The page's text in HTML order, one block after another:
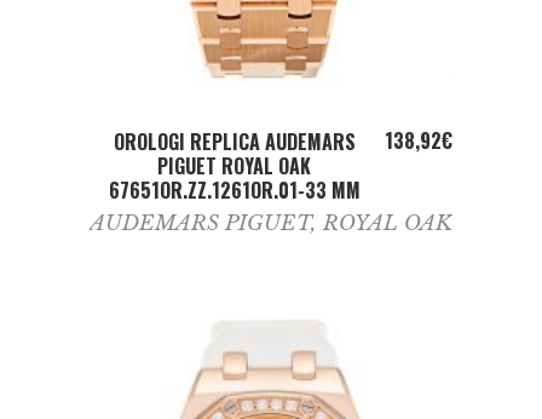
ADD TO CART
OROLOGI REPLICA AUDEMARS
PIGUET ROYAL OAK
67651OR.ZZ.1261OR.01-33 MM
138,92€
AUDEMARS PIGUET, ROYAL OAK